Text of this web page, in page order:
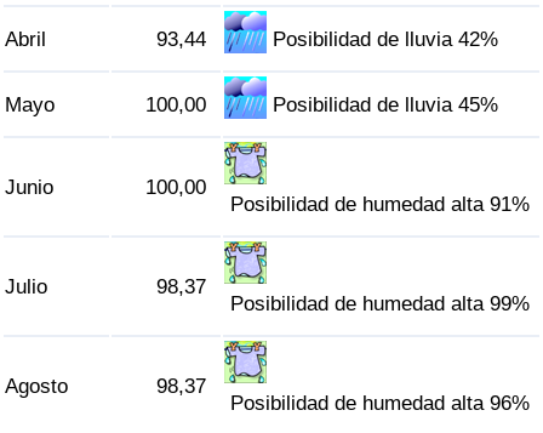
Abril 93,44 Posibilidad de lluvia 42%
Mayo 100,00 Posibilidad de lluvia 45%
Junio 100,00
Posibilidad de humedad alta 91%
Julio 98,37
Posibilidad de humedad alta 99%
Agosto 98,37
Posibilidad de humedad alta 96%
Índice de Tráfico por País